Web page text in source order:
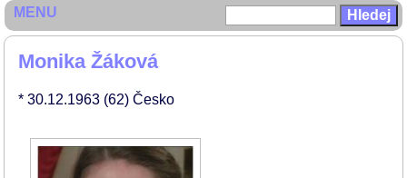
Monika Žáková
* 30.12.1963 (62) Česko
MENU